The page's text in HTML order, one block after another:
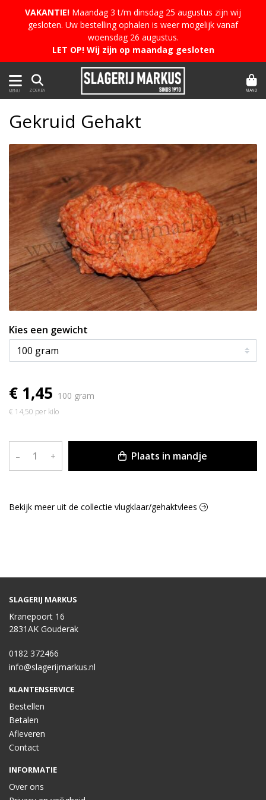
VAKANTIE! Maandag 3 t/m dinsdag 25 augustus zijn wij
gesloten. Uw bestelling ophalen is weer mogelijk vanaf
woensdag 26 augustus.
LET OP! Wij zijn op maandag gesloten
MENU ZOEKEN MAND
Gekruid Gehakt
Kies een gewicht
€ 1,45 100 gram
€ 14,50 per kilo
– + Plaats in mandje
Bekijk meer uit de collectie vlugklaar/gehaktvlees
SLAGERIJ MARKUS
Kranepoort 16
2831AK Gouderak
0182 372466
info@slagerijmarkus.nl
KLANTENSERVICE
Bestellen
Betalen
Afleveren
Contact
INFORMATIE
Over ons